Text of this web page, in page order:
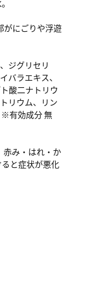
がにごりや浮遊
ジグリセリ
バラエキス、
酸二ナトリウ
リウム、リン
※有効成分 無
赤み・はれ・か
と症状が悪化